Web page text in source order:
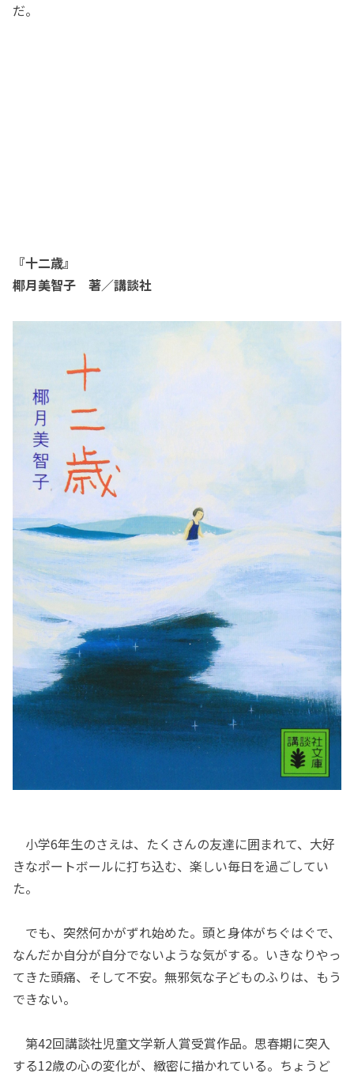
だ。
『十二歳』
椰月美智子 著／講談社
小学6年生のさえは、たくさんの友達に囲まれて、大好
きなポートボールに打ち込む、楽しい毎日を過ごしてい
た。
でも、突然何かがずれ始めた。頭と身体がちぐはぐで、
なんだか自分が自分でないような気がする。いきなりやっ
てきた頭痛、そして不安。無邪気な子どものふりは、もう
できない。
第42回講談社児童文学新人賞受賞作品。思春期に突入
する12歳の心の変化が、緻密に描かれている。ちょうど